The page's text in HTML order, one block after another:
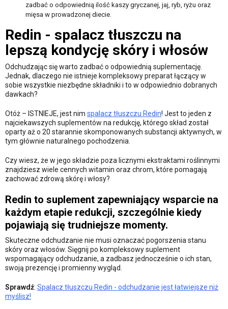
zadbać o odpowiednią ilość kaszy gryczanej, jaj, ryb, ryżu oraz
mięsa w prowadzonej diecie.
Redin - spalacz tłuszczu na
lepszą kondycję skóry i włosów
Odchudzając się warto zadbać o odpowiednią suplementację.
Jednak, dlaczego nie istnieje kompleksowy preparat łączący w
sobie wszystkie niezbędne składniki i to w odpowiednio dobranych
dawkach?
Otóż – ISTNIEJE, jest nim spalacz tłuszczu Redin! Jest to jeden z
najciekawszych suplementów na redukcję, którego skład został
oparty aż o 20 starannie skomponowanych substancji aktywnych, w
tym głównie naturalnego pochodzenia.
Czy wiesz, że w jego składzie poza licznymi ekstraktami roślinnymi
znajdziesz wiele cennych witamin oraz chrom, które pomagają
zachować zdrową skórę i włosy?
Redin to suplement zapewniający wsparcie na
każdym etapie redukcji, szczególnie kiedy
pojawiają się trudniejsze momenty.
Skuteczne odchudzanie nie musi oznaczać pogorszenia stanu
skóry oraz włosów. Sięgnij po kompleksowy suplement
wspomagający odchudzanie, a zadbasz jednocześnie o ich stan,
swoją prezencję i promienny wygląd.
Sprawdź: Spalacz tłuszczu Redin - odchudzanie jest łatwiejsze niż
myślisz!